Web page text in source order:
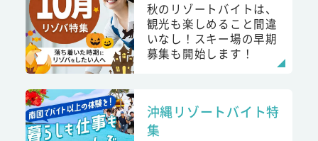
秋のリゾートバイトは、
観光も楽しめること間違
いなし！スキー場の早期
募集も開始します！
沖縄リゾートバイト特
集